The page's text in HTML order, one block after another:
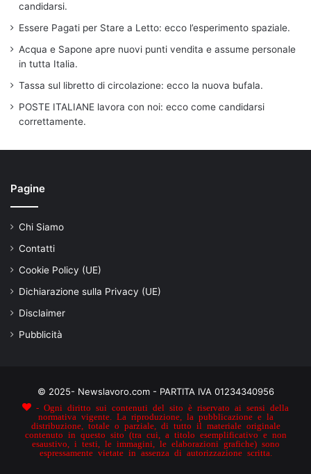
candidarsi.
Essere Pagati per Stare a Letto: ecco l’esperimento spaziale.
Acqua e Sapone apre nuovi punti vendita e assume personale
in tutta Italia.
Tassa sul libretto di circolazione: ecco la nuova bufala.
POSTE ITALIANE lavora con noi: ecco come candidarsi
correttamente.
Pagine
Chi Siamo
Contatti
Cookie Policy (UE)
Dichiarazione sulla Privacy (UE)
Disclaimer
Pubblicità
© 2025- Newslavoro.com - PARTITA IVA 01234340956
- Ogni diritto sui contenuti del sito è riservato ai sensi della
normativa vigente. La riproduzione, la pubblicazione e la
distribuzione, totale o parziale, di tutto il materiale originale
contenuto in questo sito (tra cui, a titolo esemplificativo e non
esaustivo, i testi, le immagini, le elaborazioni grafiche) sono
espressamente vietate in assenza di autorizzazione scritta.